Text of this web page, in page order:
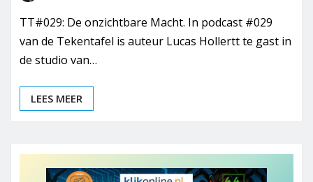
TT#029: De onzichtbare Macht. In podcast #029
van de Tekentafel is auteur Lucas Hollertt te gast in
de studio van…
LEES MEER